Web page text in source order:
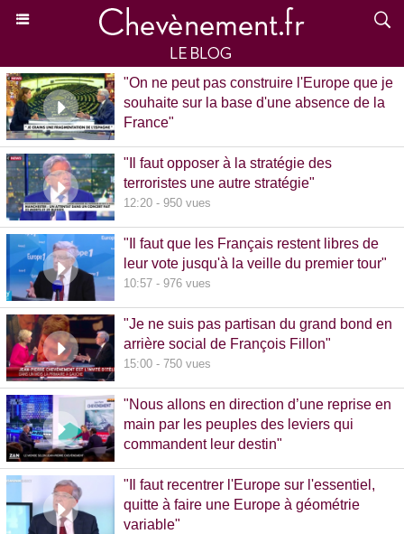
"On ne peut pas construire l'Europe que je
souhaite sur la base d'une absence de la
France"
"Il faut opposer à la stratégie des
terroristes une autre stratégie"
12:20 - 950 vues
"Il faut que les Français restent libres de
leur vote jusqu'à la veille du premier tour"
10:57 - 976 vues
"Je ne suis pas partisan du grand bond en
arrière social de François Fillon"
15:00 - 750 vues
"Nous allons en direction d’une reprise en
main par les peuples des leviers qui
commandent leur destin"
"Il faut recentrer l'Europe sur l'essentiel,
quitte à faire une Europe à géométrie
variable"